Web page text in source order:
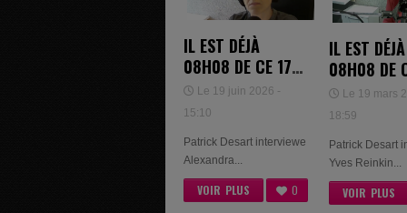
IL EST DÉJÀ
08H08 DE CE 17
JUIN 2026 -
ALEXANDRA
Le 19 juin 2026 -
15:10
Patrick Desart interviewe
Alexandra...
VOIR PLUS 0
IL EST DÉJÀ
08H08 DE
MARS
YVES REINKIN
Le 19 mars
18:59
Patrick Desart
Yves Reinkin...
VOIR PLUS